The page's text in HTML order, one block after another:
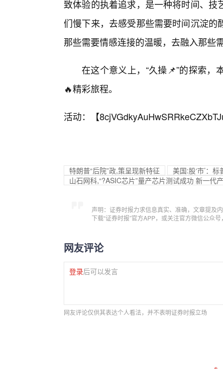
致体验的执着追求，是一种将时间、
们慢下来，去感受那些需要时间沉淀
那些需要情感连接的温暖，去融入那些
在这个意义上，“久操📌”的探索
🔥精彩旅程。
活动：【
特朗普“后院”政,策呈现新特征
美国:股‘市’：
山石网科,“?ASIC芯片”量产芯片测试成功 新一代
声明：证券时报力求信息真实、准确，文章提及
下载“证券时报”官方APP，或关注官方微信公众
网友评论
登录后可以发言
网友评论仅供其表达个人看法，并不表明证券时报立场